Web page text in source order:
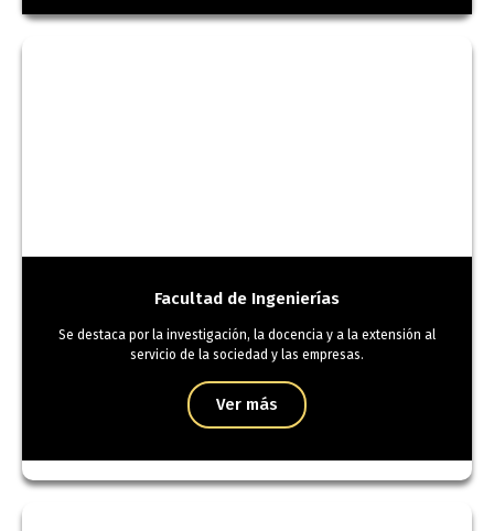
Facultad de Ingenierías
Se destaca por la investigación, la docencia y a la extensión al
servicio de la sociedad y las empresas.
Ver más